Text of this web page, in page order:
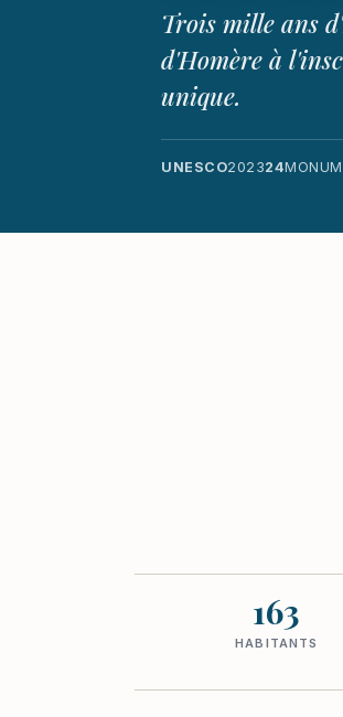
Trois mille ans
d'Homère à
unique.
UNESCO202324
163
HABITANTS